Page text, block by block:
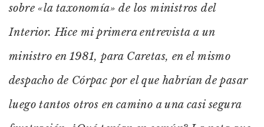
sobre «la taxonomía» de los ministros del
Interior. Hice mi primera entrevista a un
ministro en 1981, para Caretas, en el mismo
despacho de Córpac por el que habrían de pasar
luego tantos otros en camino a una casi segura